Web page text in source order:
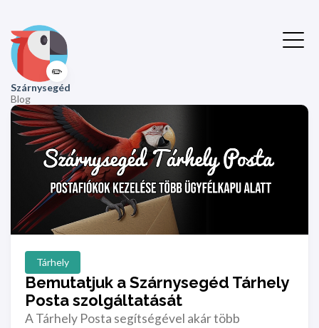
✏️
Szárnysegéd
Blog
Tárhely
Bemutatjuk a Szárnysegéd Tárhely
Posta szolgáltatását
A Tárhely Posta segítségével akár több